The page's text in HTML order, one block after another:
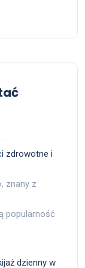
zdrowotne i
znany z
popularność
dzienny w